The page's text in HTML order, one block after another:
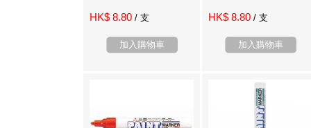
HK$ 8.80 / 支
加入購物車
HK$ 8.80 / 支
加入購物車